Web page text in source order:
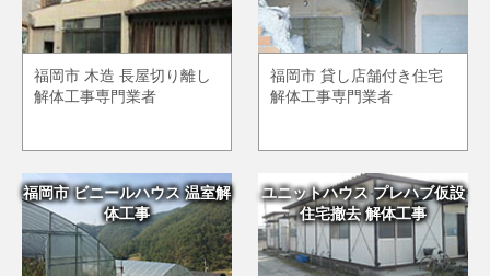
福岡市 木造 長屋切り離し
解体工事専門業者
福岡市 貸し店舗付き住宅
解体工事専門業者
福岡市 ビニールハウス 温室解
体工事
ユニットハウス プレハブ仮設
住宅撤去 解体工事